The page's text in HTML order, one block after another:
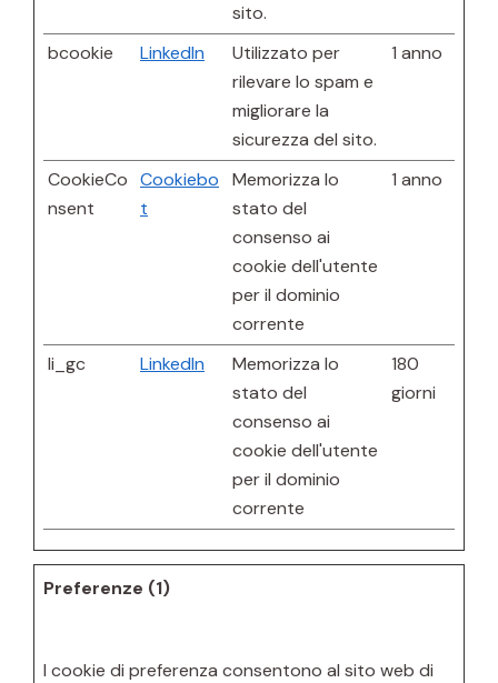
sito.
bcookie LinkedIn
Utilizzato per
rilevare lo spam e
migliorare la
sicurezza del sito.
1 anno
CookieCo
nsent
Cookiebo
t
Memorizza lo
stato del
consenso ai
cookie dell'utente
per il dominio
corrente
1 anno
li_gc LinkedIn
Memorizza lo
stato del
consenso ai
cookie dell'utente
per il dominio
corrente
180
giorni
Preferenze (1)
I cookie di preferenza consentono al sito web di